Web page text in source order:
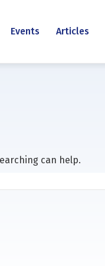
Events Articles
can help.